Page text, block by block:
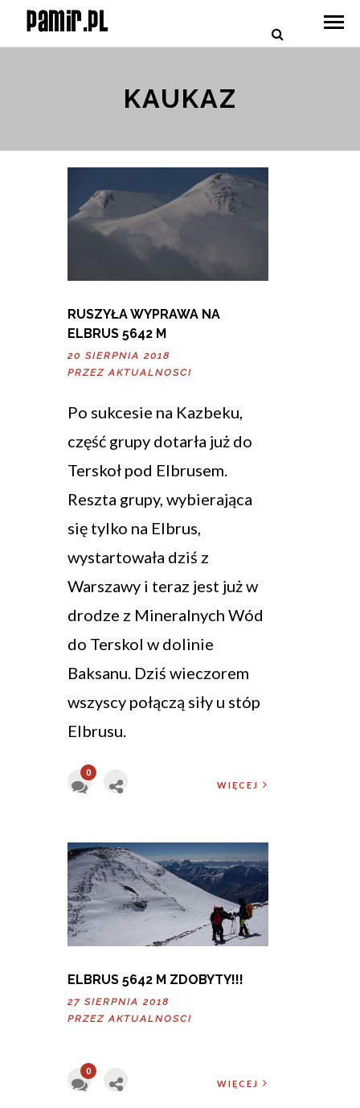
KAUKAZ
RUSZYŁA WYPRAWA NA
ELBRUS 5642 M
20 SIERPNIA 2018
PRZEZ AKTUALNOSCI
Po sukcesie na Kazbeku,
część grupy dotarła już do
Terskoł pod Elbrusem.
Reszta grupy, wybierająca
się tylko na Elbrus,
wystartowała dziś z
Warszawy i teraz jest już w
drodze z Mineralnych Wód
do Terskol w dolinie
Baksanu. Dziś wieczorem
wszyscy połączą siły u stóp
Elbrusu.
0
WIĘCEJ
ELBRUS 5642 M ZDOBYTY!!!
27 SIERPNIA 2018
PRZEZ AKTUALNOSCI
0
WIĘCEJ